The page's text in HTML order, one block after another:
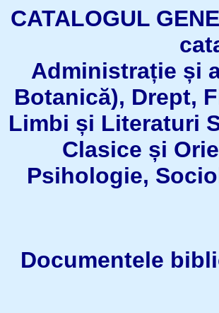
CATALOGUL
Administrație și
Botanică), Drept,
Limbi și Literaturi
Clasice și
Psihologie,
Documentele